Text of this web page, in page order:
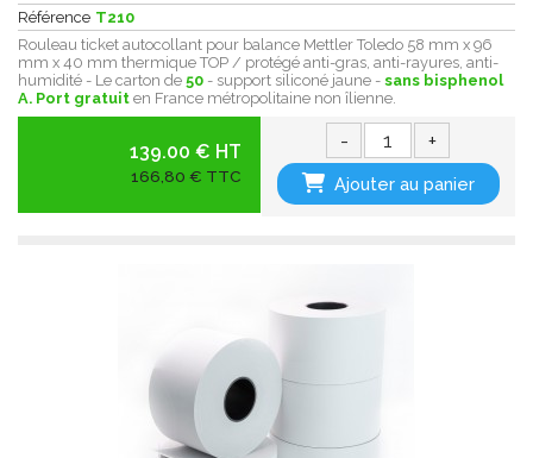
Référence T210
Rouleau ticket autocollant pour balance Mettler Toledo 58 mm x 96
mm x 40 mm thermique TOP / protégé anti-gras, anti-rayures, anti-
humidité - Le carton de 50 - support siliconé jaune - sans bisphenol
A. Port gratuit en France métropolitaine non îlienne.
139.00 € HT
166,80 € TTC
- +
Ajouter au panier